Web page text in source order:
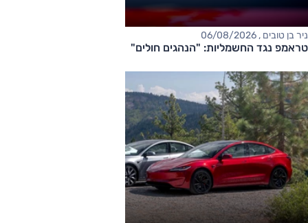
ניר בן טובים , 06/08/2026
טראמפ נגד החשמליות: "הנהגים חולים"